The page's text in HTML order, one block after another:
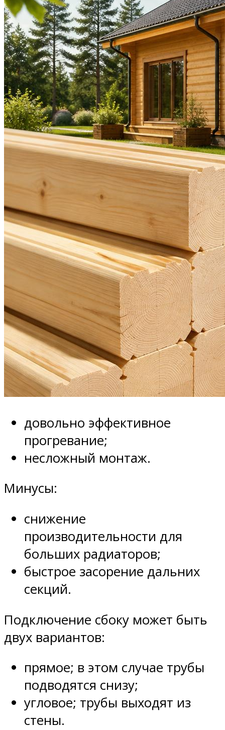
довольно эффективное
прогревание;
несложный монтаж.
Минусы:
снижение
производительности для
больших радиаторов;
быстрое засорение дальних
секций.
Подключение сбоку может быть
двух вариантов:
прямое; в этом случае трубы
подводятся снизу;
угловое; трубы выходят из
стены.